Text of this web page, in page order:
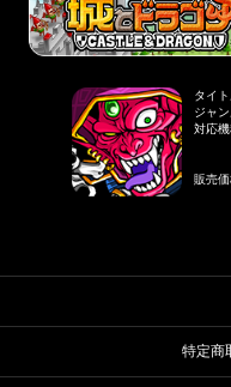
タイ
ジャ
対応
販売
特定商